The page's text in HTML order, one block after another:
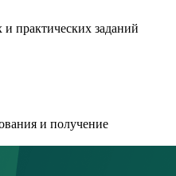
практических заданий
и получение